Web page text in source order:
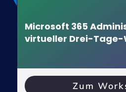
Microsoft 365
virtueller Drei-Tage-
Zum